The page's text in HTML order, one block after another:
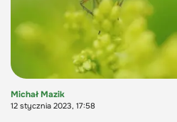
Michał Mazik
12 stycznia 2023, 17:58